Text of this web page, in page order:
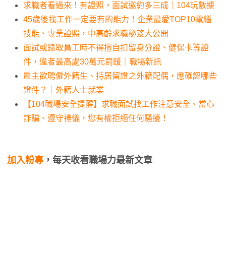
求職者看過來！有證照，面試邀約多三成｜104玩數據
45歲後找工作一定要有的能力！企業最愛TOP10電腦
技能、專業證照，中高齡求職秘笈大公開
面試或錄取員工時不得擅自扣留身分證、健保卡等證
件，違者最高處30萬元罰鍰｜職場新訊
雇主欲聘僱外籍生、持居留證之外籍配偶，應確認哪些
證件？｜外籍人士就業
【104職場安全提醒】求職面試找工作注意安全、當心
詐騙、遵守禮儀，您有權拒絕任何騷擾！
加入粉專 ，每天收看職場力最新文章